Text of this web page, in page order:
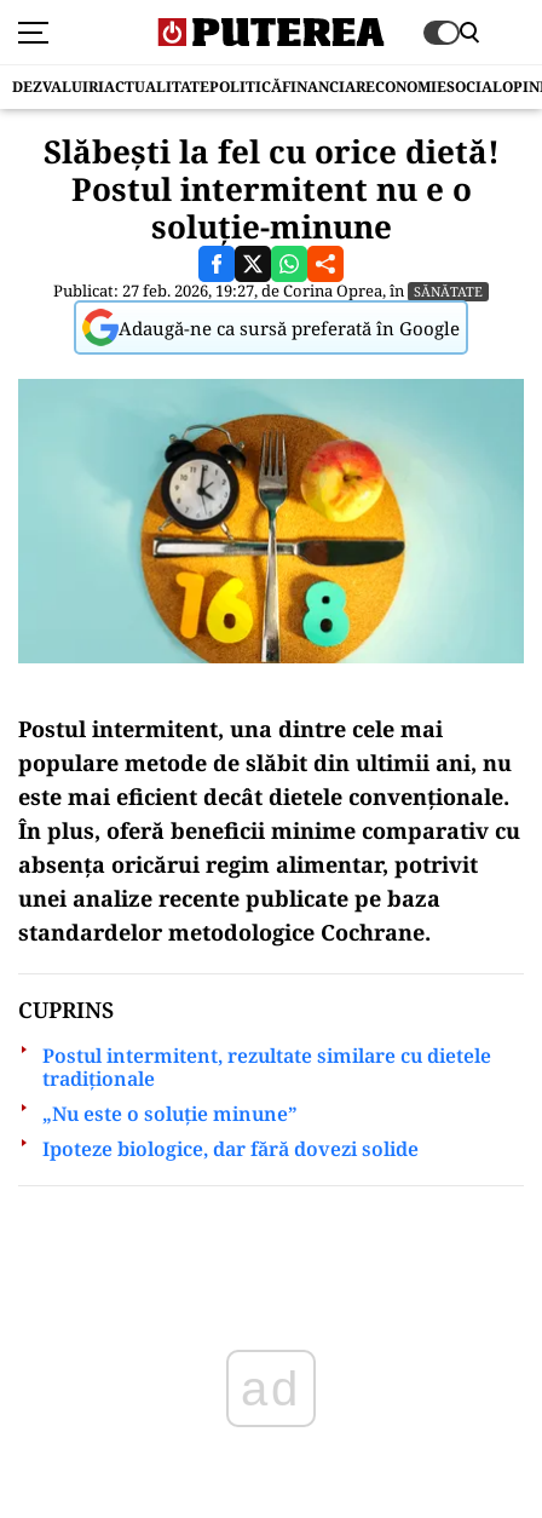
DEZVALUIRIACTUALITATEPOLITICĂFINANCIARECONOMIESOCIAL
Slăbești la fel cu orice dietă!
Postul intermitent nu e o
soluție-minune
Publicat: 27 feb. 2026, 19:27, deCorina Oprea, în SĂNĂTATE
Adaugă-ne ca sursă preferată în Google
Postul intermitent, una dintre cele mai
populare metode de slăbit din ultimii ani, nu
este mai eficient decât dietele convenționale.
În plus, oferă beneficii minime comparativ cu
absența oricărui regim alimentar, potrivit
unei analize recente publicate pe baza
standardelor metodologice Cochrane.
CUPRINS
Postul intermitent, rezultate similare cu dietele
tradiționale
„Nu este o soluție minune”
Ipoteze biologice, dar fără dovezi solide